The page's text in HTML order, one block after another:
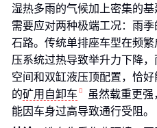
湿热多雨的气候加上密集的
需要应对两种极端工况：雨
石路。传统单排座车型在频
压系统过热导致举升力下降
空间和双缸液压顶配置，恰
的矿用自卸车
虽然载重更
能因车身过高导致通行受阻。